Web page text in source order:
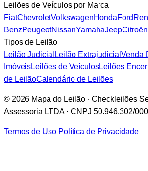
Leilões de Veículos por Marca
FiatChevroletVolkswagenHondaFord
BenzPeugeotNissanYamahaJeepCitroën
Tipos de Leilão
Leilão Judicial Leilão Extrajudicial Venda
ImóveisLeilões de VeículosLeilões
de LeilãoCalendário de Leilões
© 2026 Mapa do Leilão · Checkleilões
Assessoria LTDA · CNPJ 50.946.302/
Termos de Uso Política de Privacidade